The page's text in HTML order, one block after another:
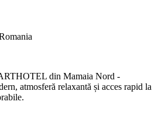
din Mamaia Nord -
atmosferă relaxantă și acces rapid la